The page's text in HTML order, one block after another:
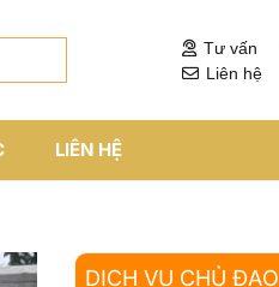
Tư vấn
Liên hệ
LIÊN HỆ
DỊCH VỤ CHỦ ĐẠO